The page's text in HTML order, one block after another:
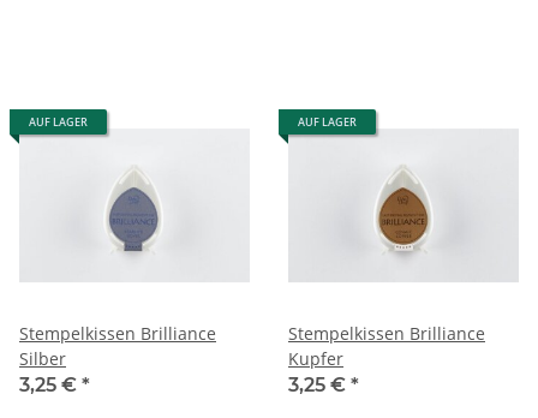
AUF LAGER
Stempelkissen Brilliance
Silber
3,25 € *
AUF LAGER
Stempelkissen Brilliance
Kupfer
3,25 € *